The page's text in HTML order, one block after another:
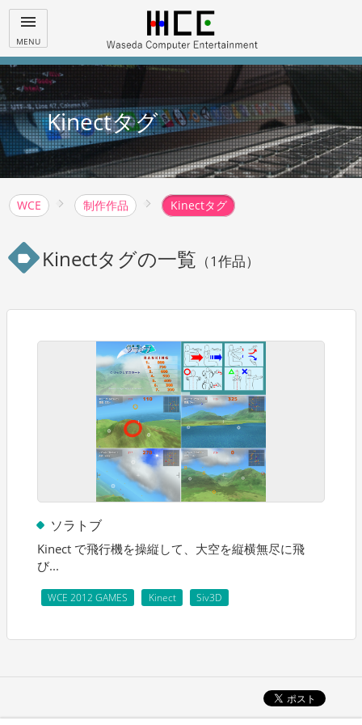
menu
MENU
Kinectタグ
WCE 制作作品 Kinectタグ
label Kinectタグの一覧 （1作品）
ソラトブ
Kinect で飛行機を操縦して、大空を縦横無尽に飛
び...
WCE 2012 GAMES Kinect Siv3D